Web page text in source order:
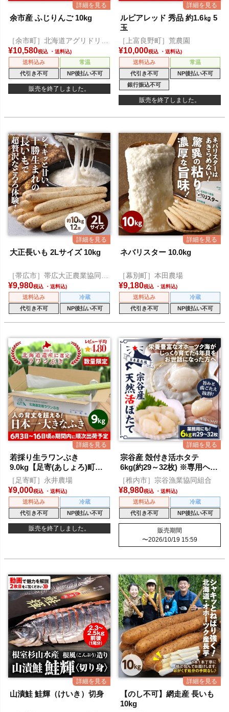
余市産 ふじりんご 10kg
［余市町］北海道アグリドリー
ム
¥10,580税込
送料込み
常温
代引き不可
NP後払い不可
販売を終了しました。
ルピアレッド 秀品 約1.6㎏ 5
玉
［上富良野町］荒農園
¥10,000税込
送料込み
常温
代引き不可
NP後払い不可
銀行振込不可
販売を終了しました。
大正長いも 2Lサイズ 10kg
［帯広市］帯広大正農業協同組
合
¥9,980税込
送料込み
冷蔵
代引き不可
NP後払い不可
ネバリスター 10.0kg
［幕別町］本田農場
¥9,180税込
送料込み
冷蔵
代引き不可
NP後払い不可
若採り生ラワンぶき
9.0kg【足寄(あしょろ)町特
産】
［足寄町］永井農場
¥9,000税込
送料込み
冷蔵
代引き不可
NP後払い不可
販売を終了しました。
宗谷産 殻付き活ホタテ
6kg(約29～32枚) ※専用ヘラ
付き
［稚内市］宗谷漁業協同組合
¥8,980税込
送料込み
冷蔵
代引き不可
NP後払い不可
販売期間
〜2026/10/19 15:59
山漬鮭 鮭輝（けいき）切身
【のし不可】網走産 長いも
10kg